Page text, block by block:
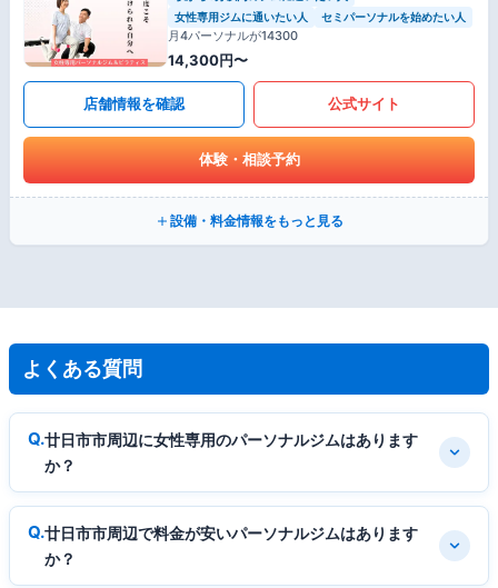
女性専用ジムに通いたい人
セミパーソナルを始めたい人
月4パーソナルが14300
14,300円〜
店舗情報を確認 公式サイト
体験・相談予約
設備・料金情報をもっと見る
よくある質問
廿日市市周辺に女性専用のパーソナルジムはあります
か？
廿日市市周辺で料金が安いパーソナルジムはあります
か？